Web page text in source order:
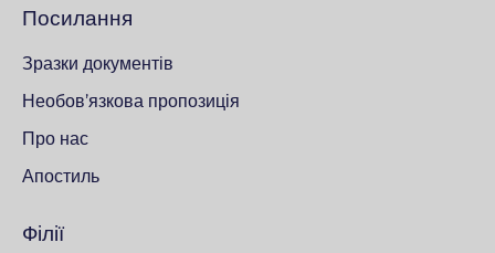
Посилання
Зразки документів
Необов’язкова пропозиція
Про нас
Апостиль
Філії